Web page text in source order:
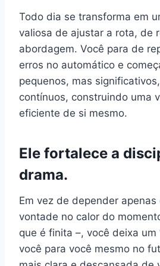
Todo dia se transforma em
valiosa de ajustar a rota, de
abordagem. Você para de
erros no automático e
pequenos, mas
contínuos, construindo uma
eficiente de si mesmo.
Ele fortalece a
drama.
Em vez de depender
vontade no calor do
que é finita –, você deixa um
você para você mesmo no